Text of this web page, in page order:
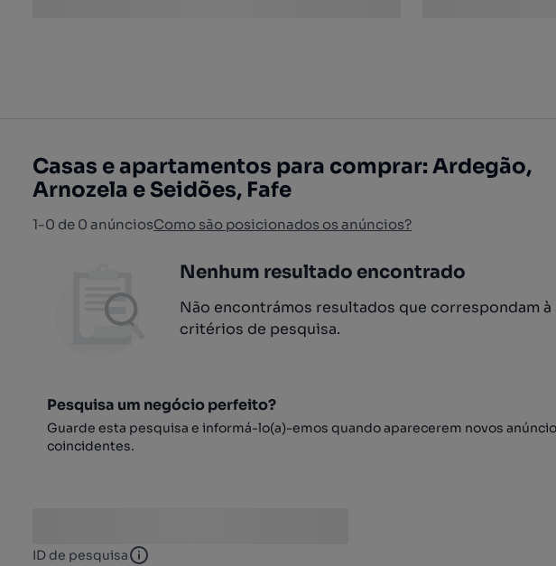
Casas e apartamentos para comprar: Ardegão,
Arnozela e Seidões, Fafe
1-0 de 0 anúnciosComo são posicionados os anúncios?
Nenhum resultado encontrado
Não encontrámos resultados que correspondam
critérios de pesquisa.
Pesquisa um negócio perfeito?
Guarde esta pesquisa e informá-lo(a)-emos quando aparecerem novos
coincidentes.
ID de pesquisa ID de pesquisa